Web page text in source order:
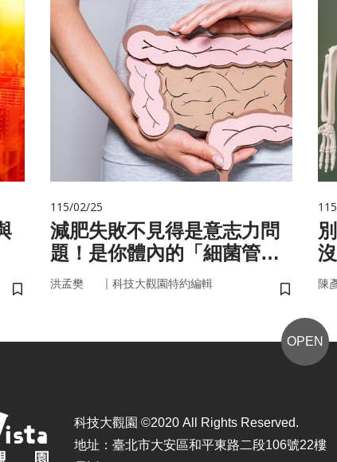
儲存書籤
115/02/25
減肥失敗不見得是意志力問
題！是你體內的「細菌管
家」在幫你囤油
洪孟樊 ｜ 科技大觀園特約編輯
儲存書籤
陳
OPEN
科技大觀園 ©2020 All Rights Reserved.
地址：臺北市大安區和平東路二段106號22樓